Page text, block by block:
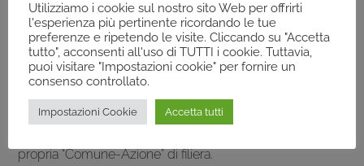
strumenti legislativi dedicati ai piccoli produttori e
ai destination manager per intercettare i flussi del
turismo lento ed eco-sostenibile.
L’evento vedrà la partecipazione di amministratori,
accademici, giornalisti di settore e addetti ai lavori, uniti
propria “Comune-Azione” di filiera.
Utilizziamo i cookie sul nostro sito Web per offrirti
l'esperienza più pertinente ricordando le tue
preferenze e ripetendo le visite. Cliccando su "Accetta
tutto", acconsenti all'uso di TUTTI i cookie. Tuttavia,
puoi visitare "Impostazioni cookie" per fornire un
consenso controllato.
Impostazioni Cookie Accetta tutti